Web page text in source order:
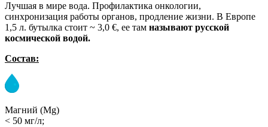
Лучшая в мире вода. Профилактика онкологии,
синхронизация работы органов, продление жизни. В Европе
1,5 л. бутылка стоит ~ 3,0 €, ее там называют русской
космической водой.
Состав:
Магний (Mg)
< 50 мг/л;